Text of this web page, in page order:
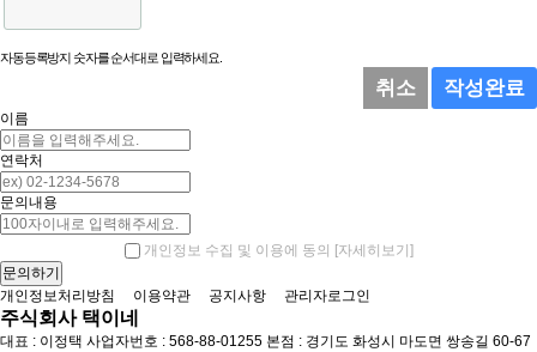
자동등록방지 숫자를 순서대로 입력하세요.
취소 작성완료
이름
연락처
문의내용
개인정보 수집 및 이용에 동의 [자세히보기]
개인정보처리방침 이용약관 공지사항 관리자로그인
주식회사 택이네
대표 : 이정택 사업자번호 : 568-88-01255 본점 : 경기도 화성시 마도면 쌍송길 60-67